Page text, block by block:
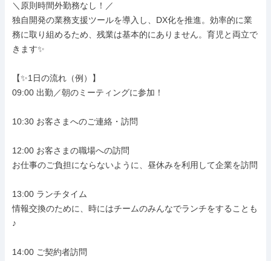
＼原則時間外勤務なし！／
独自開発の業務支援ツールを導入し、DX化を推進。効率的に業
務に取り組めるため、残業は基本的にありません。育児と両立で
きます✨
【✨1日の流れ（例）】
09:00 出勤／朝のミーティングに参加！
10:30 お客さまへのご連絡・訪問
12:00 お客さまの職場への訪問
お仕事のご負担にならないように、昼休みを利用して企業を訪問
13:00 ランチタイム
情報交換のために、時にはチームのみんなでランチをすることも
♪
14:00 ご契約者訪問